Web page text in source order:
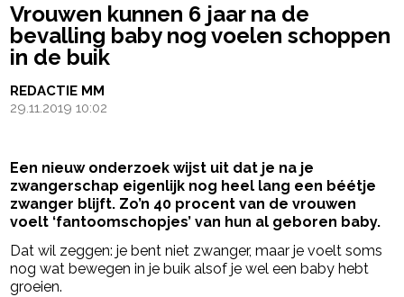
Vrouwen kunnen 6 jaar na de
bevalling baby nog voelen schoppen
in de buik
REDACTIE MM
29.11.2019 10:02
Een nieuw onderzoek wijst uit dat je na je
zwangerschap eigenlijk nog heel lang een béétje
zwanger blijft. Zo’n 40 procent van de vrouwen
voelt ‘fantoomschopjes’ van hun al geboren baby.
Dat wil zeggen: je bent niet zwanger, maar je voelt soms
nog wat bewegen in je buik alsof je wel een baby hebt
groeien.